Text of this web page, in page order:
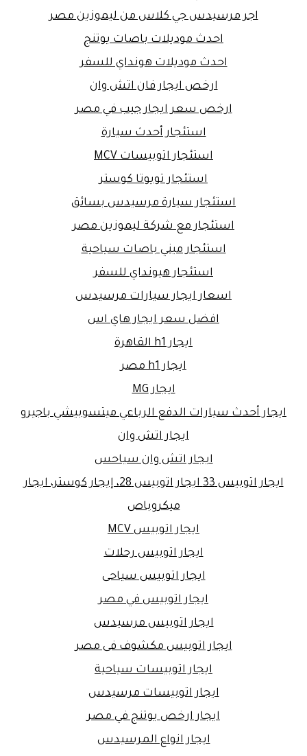
اجر مرسيدس جي كلاس من ليموزين مصر
احدث موديلات باصات يوتنج
احدث موديلات هونداي للسفر
ارخص ايجار فان اتش وان
ارخص سعر ايجار جيب في مصر
استئجار أحدث سيارة
استئجار اتوبيسات MCV
استئجار تويوتا كوستر
استئجار سيارة مرسيدس بسائق
استئجار مع شركة ليموزين مصر
استئجار ميني باصات سياحية
استئجار هيونداي للسفر
اسعار ايجار سيارات مرسيدس
افضل سعر ايجار هاي اس
ايجار h1 القاهرة
ايجار h1 مصر
ايجار MG
ايجار أحدث سيارات الدفع الرباعي ميتسوبيشي باجيرو
ايجار اتش وان
ايجار اتش وان سياحس
ايجار اتوبيس 33 ايجار اتوبيس 28، إيجار كوستر، ايجار
ميكروباص
ايجار اتوبيس MCV
ايجار اتوبيس رحلات
ايجار اتوبيس سياحى
ايجار اتوبيس في مصر
ايجار اتوبيس مرسيدس
ايجار اتوبيس مكشوف فى مصر
ايجار اتوبيسات سياحية
ايجار اتوبيسات مرسيدس
ايجار ارخص يوتنج في مصر
ايجار انواع المرسيدس